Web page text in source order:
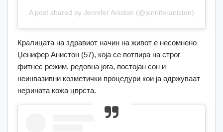
A post shared by Jennifer Aniston (@jenniferaniston)
Кралицата на здравиот начин на живот е несомнено
Џенифер Анистон (57), која се потпира на строг
фитнес режим, редовна јога, постојан сон и
неинвазивни козметички процедури кои ја одржуваат
нејзината кожа цврста.